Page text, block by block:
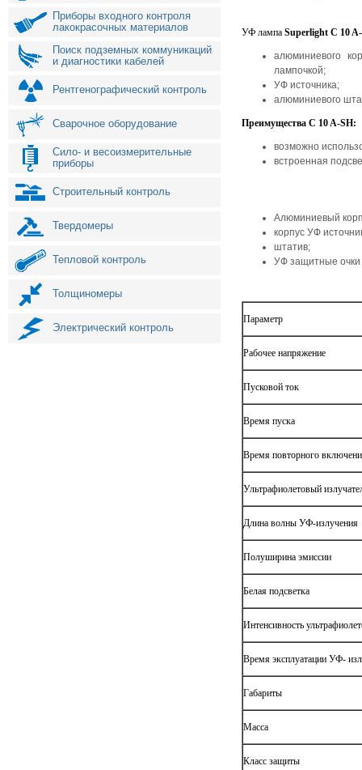
Приборы входного контроля
лакокрасочных материалов
Поиск подземных коммуникаций
и диагностики кабелей
Рентгенографический контроль
Сварочное оборудование
Сило- и весоизмерительные
приборы
Строительный контроль
Твердомеры
Тепловой контроль
Толщиномеры
Электрический контроль
УФ лампа Superlight C 10
алюминиевого
лампочкой;
УФ источника;
алюминиевого
Преимущества C 10 A-SH:
возможно
встроенная
Алюминиевый
корпус УФ
штатив;
УФ защитные
Параметр
Рабочее напряжение
Пусковой ток
Время пуска
Время повторного
Ультрафиолетовый
Длина волны УФ-излучения
Полуширина эмиссии
Белая подсветка
Интенсивность
Время эксплуатации УФ-
Габариты
Масса
Класс защиты